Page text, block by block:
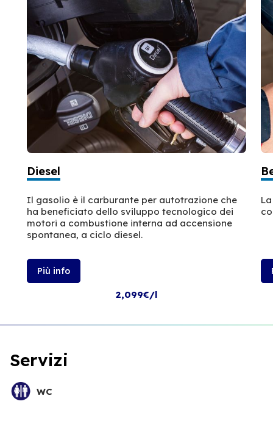
Diesel
Il gasolio è il carburante per autotrazione che
ha beneficiato dello sviluppo tecnologico dei
motori a combustione interna ad accensione
spontanea, a ciclo diesel.
Più info
2,099€/l
Servizi
WC